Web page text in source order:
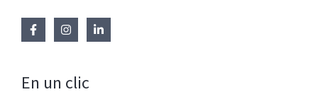
En un clic